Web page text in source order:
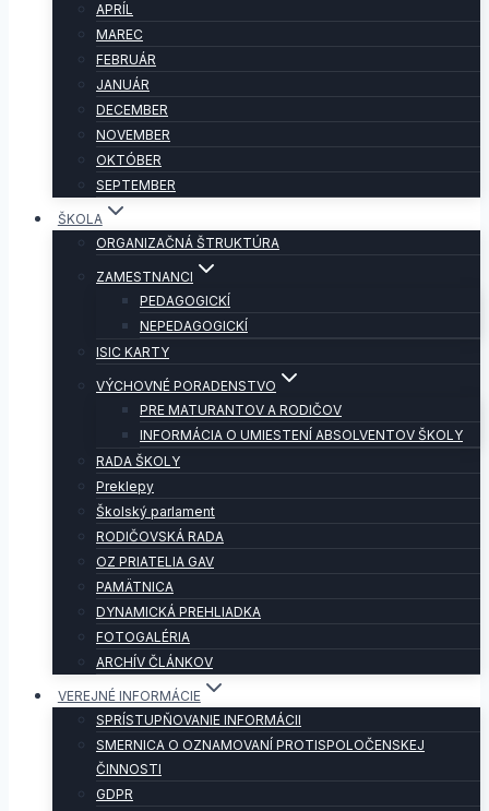
APRÍL
MAREC
FEBRUÁR
JANUÁR
DECEMBER
NOVEMBER
OKTÓBER
SEPTEMBER
ŠKOLA
ORGANIZAČNÁ ŠTRUKTÚRA
ZAMESTNANCI
PEDAGOGICKÍ
NEPEDAGOGICKÍ
ISIC KARTY
VÝCHOVNÉ PORADENSTVO
PRE MATURANTOV A RODIČOV
INFORMÁCIA O UMIESTENÍ ABSOLVENTOV ŠKOLY
RADA ŠKOLY
Preklepy
Školský parlament
RODIČOVSKÁ RADA
OZ PRIATELIA GAV
PAMÄTNICA
DYNAMICKÁ PREHLIADKA
FOTOGALÉRIA
ARCHÍV ČLÁNKOV
VEREJNÉ INFORMÁCIE
SPRÍSTUPŇOVANIE INFORMÁCII
SMERNICA O OZNAMOVANÍ PROTISPOLOČENSKEJ
ČINNOSTI
GDPR